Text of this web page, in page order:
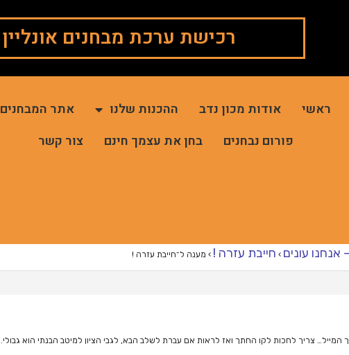
רכישת ערכת מבחנים אונליין
ראשי אודות מכון נדב ההכנות שלנו
אתר המבחנים
פורום נבחנים
בחן את עצמך חינם צור קשר
עונים › חייבת עזרה ! › מענה ל־חייבת עזרה !
המייל… צריך לחכות לקו החתך ואז לראות אם עברת לשלב הבא, לגבי הציון למיטב הבנתי הוא גבולי.